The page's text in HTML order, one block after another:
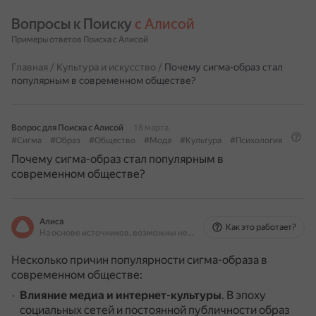
Вопросы к Поиску с Алисой
Примеры ответов Поиска с Алисой
Главная / Культура и искусство / Почему сигма-образ стал
популярным в современном обществе?
Вопрос для Поиска с Алисой
18 марта
#Сигма
#Образ #Общество #Мода #Культура #Психология
Почему сигма-образ стал популярным в
современном обществе?
Алиса
На основе источников, возможны неточности
Как это работает?
Несколько причин популярности сигма-образа в
современном обществе:
Влияние медиа и интернет-культуры. В эпоху
социальных сетей и постоянной публичности образ